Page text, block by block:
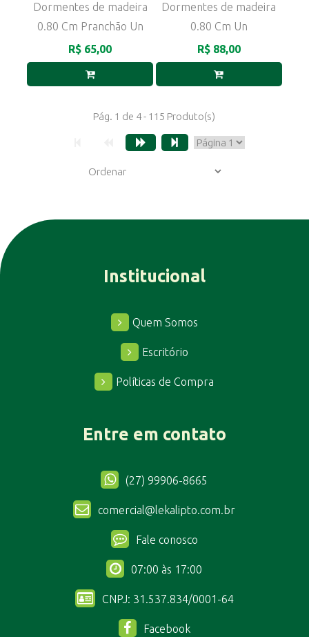
Dormentes de madeira
0.80 Cm Pranchão Un
R$ 65,00
Dormentes de madeira
0.80 Cm Un
R$ 88,00
Pág. 1 de 4 - 115 Produto(s)
Institucional
Quem Somos
Escritório
Políticas de Compra
Entre em contato
(27) 99906-8665
comercial@lekalipto.com.br
Fale conosco
07:00 às 17:00
CNPJ: 31.537.834/0001-64
Facebook